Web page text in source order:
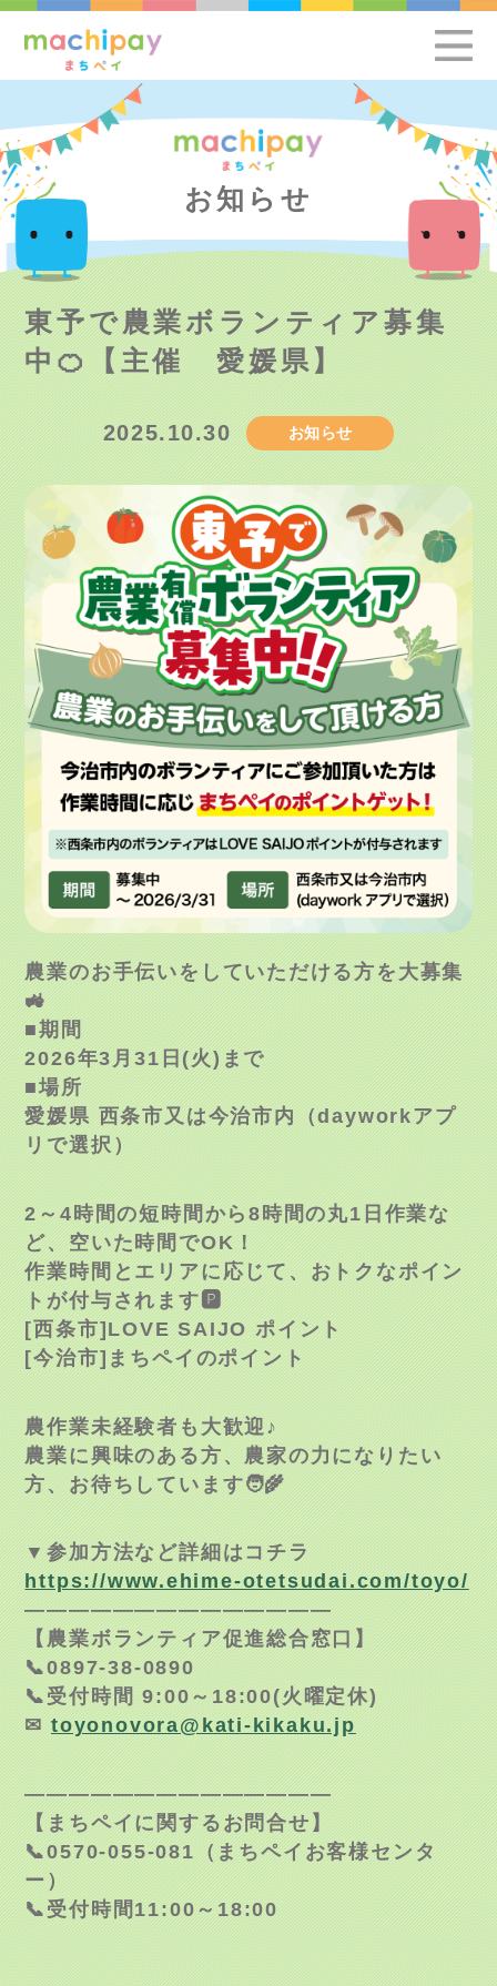
お知らせ
東予で農業ボランティア募集
中🍊【主催 愛媛県】
2025.10.30 お知らせ
農業のお手伝いをしていただける方を大募集
🚜
■期間
2026年3月31日(火)まで
■場所
愛媛県 西条市又は今治市内（dayworkアプ
リで選択）
2～4時間の短時間から8時間の丸1日作業な
ど、空いた時間でOK！
作業時間とエリアに応じて、おトクなポイン
トが付与されます🅿️
[西条市]LOVE SAIJO ポイント
[今治市]まちペイのポイント
農作業未経験者も大歓迎♪
農業に興味のある方、農家の力になりたい
方、お待ちしています🧑‍🌾
▼参加方法など詳細はコチラ
https://www.ehime-otetsudai.com/toyo/
——————————————
【農業ボランティア促進総合窓口】
📞0897-38-0890
📞受付時間 9:00～18:00(火曜定休)
✉toyonovora@kati-kikaku.jp
——————————————
【まちペイに関するお問合せ】
📞0570-055-081（まちペイお客様センタ
ー）
📞受付時間11:00～18:00